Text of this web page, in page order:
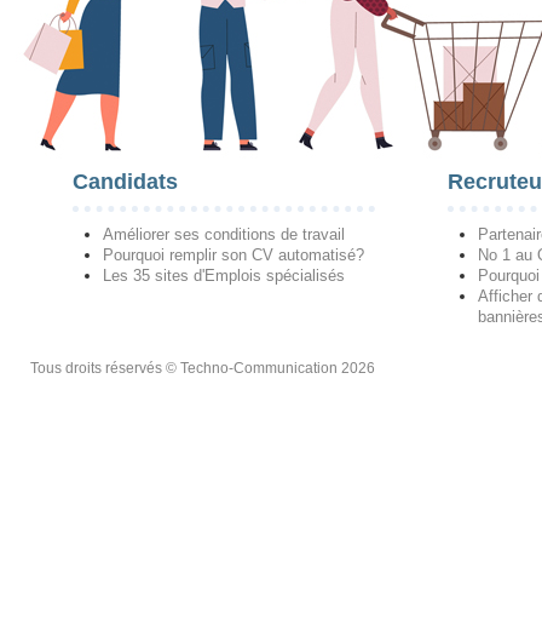
Candidats
Améliorer ses conditions de travail
Pourquoi remplir son CV automatisé?
Les 35 sites d'Emplois spécialisés
No 1 au
Afficher
Tous droits réservés © Techno-Communication 2026